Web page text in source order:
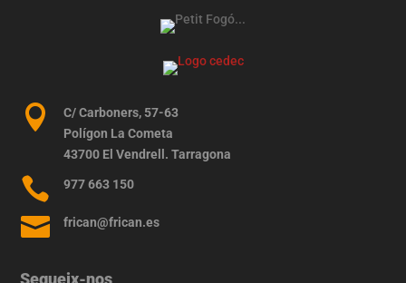

C/ Carboners, 57-63
Polígon La Cometa
43700 El Vendrell. Tarragona
 977 663 150
 frican@frican.es
Segueix-nos